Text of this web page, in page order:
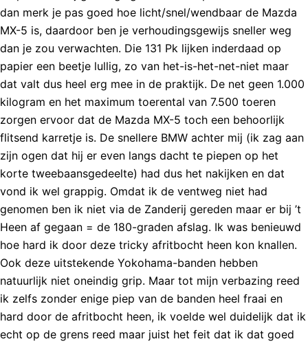
dan merk je pas goed hoe licht/snel/wendbaar de Mazda
MX-5 is, daardoor ben je verhoudingsgewijs sneller weg
dan je zou verwachten. Die 131 Pk lijken inderdaad op
papier een beetje lullig, zo van het-is-het-net-niet maar
dat valt dus heel erg mee in de praktijk. De net geen 1.000
kilogram en het maximum toerental van 7.500 toeren
zorgen ervoor dat de Mazda MX-5 toch een behoorlijk
flitsend karretje is. De snellere BMW achter mij (ik zag aan
zijn ogen dat hij er even langs dacht te piepen op het
korte tweebaansgedeelte) had dus het nakijken en dat
vond ik wel grappig. Omdat ik de ventweg niet had
genomen ben ik niet via de Zanderij gereden maar er bij ’t
Heen af gegaan = de 180-graden afslag. Ik was benieuwd
hoe hard ik door deze tricky afritbocht heen kon knallen.
Ook deze uitstekende Yokohama-banden hebben
natuurlijk niet oneindig grip. Maar tot mijn verbazing reed
ik zelfs zonder enige piep van de banden heel fraai en
hard door de afritbocht heen, ik voelde wel duidelijk dat ik
echt op de grens reed maar juist het feit dat ik dat goed